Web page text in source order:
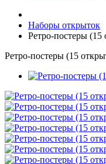
Наборы открыток
Ретро-постеры
Ретро-постеры (15